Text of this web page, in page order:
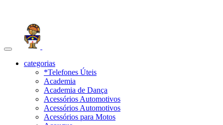
Toggle
navigationcategorias
*Telefones Úteis
Academia
Academia de Dança
Acessórios Automotivos
Acessórios Automotivos
Acessórios para Motos